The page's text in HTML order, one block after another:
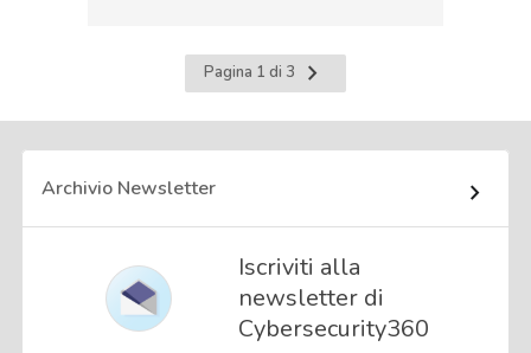
Pagina 1 di 3
Pagina
successiva
Archivio Newsletter
Iscriviti alla
newsletter di
Cybersecurity360